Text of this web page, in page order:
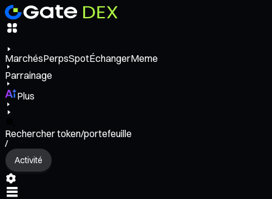
MarchésPerpsSpotÉchangerMeme
Parrainage
Plus
Rechercher token/portefeuille
/
Activité